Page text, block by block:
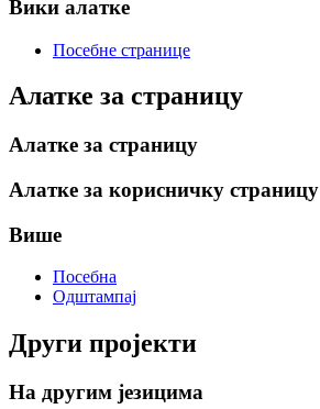
Вики алатке
Посебне странице
Алатке за страницу
Алатке за страницу
Алатке за корисничку страницу
Више
Посебна
Одштампај
Други пројекти
На другим језицима